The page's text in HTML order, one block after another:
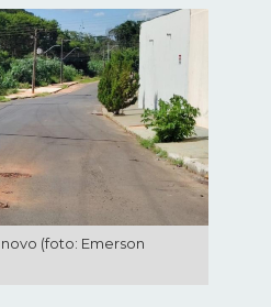
(foto: Emerson